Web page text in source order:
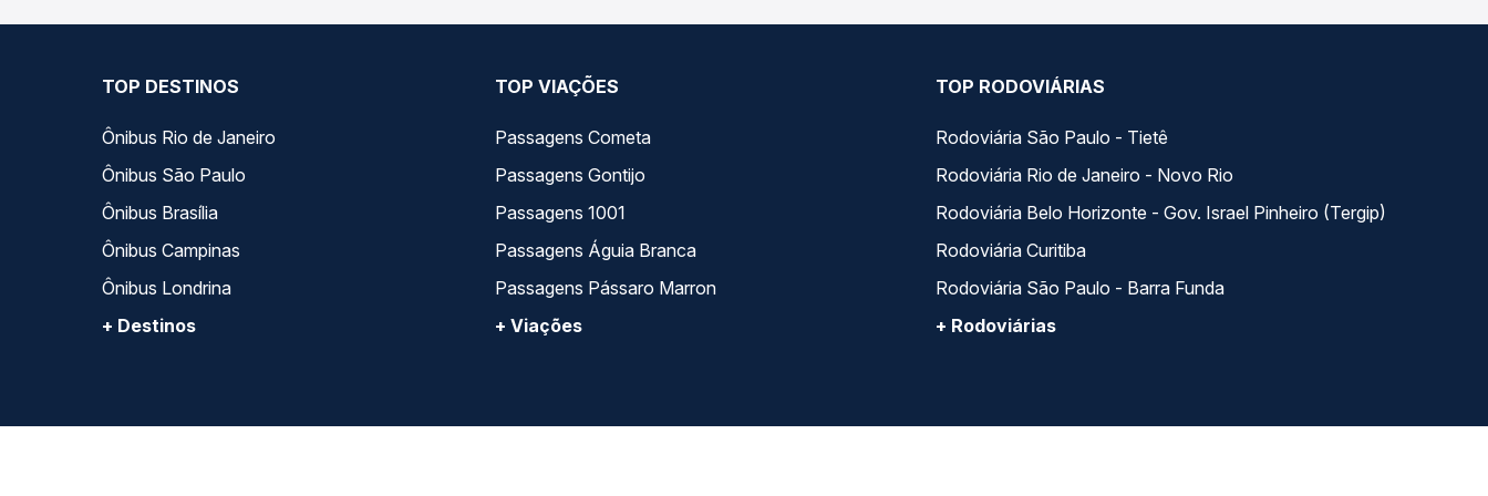
TOP DESTINOS
Ônibus Rio de Janeiro
Ônibus São Paulo
Ônibus Brasília
Ônibus Campinas
Ônibus Londrina
+ Destinos
TOP VIAÇÕES
Passagens Cometa
Passagens Gontijo
Passagens 1001
Passagens Águia Branca
Passagens Pássaro Marron
+ Viações
TOP RODOVIÁRIAS
Rodoviária São Paulo - Tietê
Rodoviária Rio de Janeiro - Novo Rio
Rodoviária Belo Horizonte - Gov. Israel Pinheiro (Tergip)
Rodoviária Curitiba
Rodoviária São Paulo - Barra Funda
+ Rodoviárias